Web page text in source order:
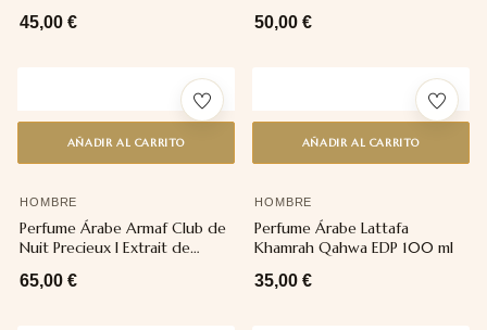
45,00 € 50,00 €
AÑADIR AL CARRITO
HOMBRE
Perfume Árabe Armaf Club de
Nuit Precieux I Extrait de
65,00 €
AÑADIR AL CARRITO
HOMBRE
Perfume Árabe Lattafa
Khamrah Qahwa EDP 100 ml
35,00 €